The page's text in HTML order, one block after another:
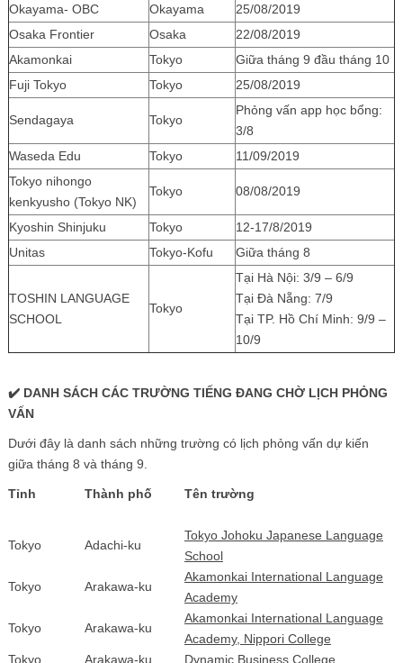
Okayama- OBC
Okayama
25/08/2019
Osaka Frontier
Osaka
22/08/2019
Akamonkai
Tokyo
Giữa tháng 9 đầu tháng 10
Fuji Tokyo
Tokyo 25/08/2019
Sendagaya Tokyo
Phỏng vấn app học bổng:
3/8
Waseda Edu
Tokyo
11/09/2019
Tokyo nihongo
kenkyusho (Tokyo NK)
Tokyo 08/08/2019
Kyoshin Shinjuku Tokyo
12-17/8/2019
Unitas
Tokyo-Kofu Giữa tháng 8
TOSHIN LANGUAGE
SCHOOL
Tokyo
Tại Hà Nội: 3/9 – 6/9
Tại Đà Nẵng: 7/9
Tại TP. Hồ Chí Minh: 9/9 –
10/9
✔️ DANH SÁCH CÁC TRƯỜNG TIẾNG ĐANG CHỜ LỊCH PHỎNG
VẤN
Dưới đây là danh sách những trường có lịch phỏng vấn dự kiến
giữa tháng 8 và tháng 9.
Tỉnh Thành phố Tên trường
Tokyo Adachi-ku
Tokyo Johoku Japanese Language
School
Tokyo Arakawa-ku
Akamonkai International Language
Academy
Tokyo Arakawa-ku
Akamonkai International Language
Academy, Nippori College
Tokyo
Arakawa-ku Dynamic Business College